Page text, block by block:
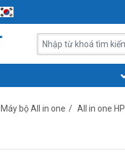
Máy bộ All in one / All in one HP